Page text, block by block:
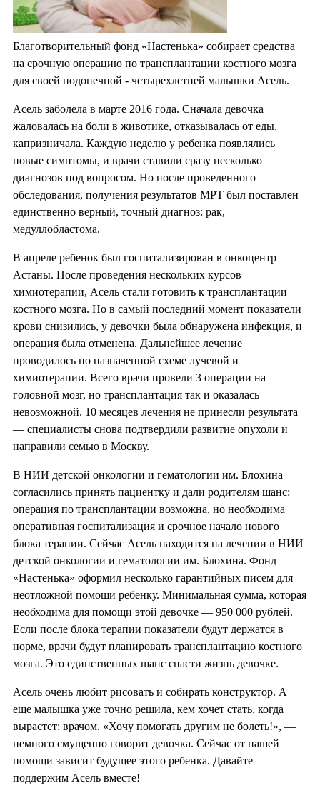
Благотворительный фонд «Настенька» собирает средства
на срочную операцию по трансплантации костного мозга
для своей подопечной - четырехлетней малышки Асель.
Асель заболела в марте 2016 года. Сначала девочка
жаловалась на боли в животике, отказывалась от еды,
капризничала. Каждую неделю у ребенка появлялись
новые симптомы, и врачи ставили сразу несколько
диагнозов под вопросом. Но после проведенного
обследования, получения результатов МРТ был поставлен
единственно верный, точный диагноз: рак,
медуллобластома.
В апреле ребенок был госпитализирован в онкоцентр
Астаны. После проведения нескольких курсов
химиотерапии, Асель стали готовить к трансплантации
костного мозга. Но в самый последний момент показатели
крови снизились, у девочки была обнаружена инфекция, и
операция была отменена. Дальнейшее лечение
проводилось по назначенной схеме лучевой и
химиотерапии. Всего врачи провели 3 операции на
головной мозг, но трансплантация так и оказалась
невозможной. 10 месяцев лечения не принесли результата
— специалисты снова подтвердили развитие опухоли и
направили семью в Москву.
В НИИ детской онкологии и гематологии им. Блохина
согласились принять пациентку и дали родителям шанс:
операция по трансплантации возможна, но необходима
оперативная госпитализация и срочное начало нового
блока терапии. Сейчас Асель находится на лечении в НИИ
детской онкологии и гематологии им. Блохина. Фонд
«Настенька» оформил несколько гарантийных писем для
неотложной помощи ребенку. Минимальная сумма, которая
необходима для помощи этой девочке — 950 000 рублей.
Если после блока терапии показатели будут держатся в
норме, врачи будут планировать трансплантацию костного
мозга. Это единственных шанс спасти жизнь девочке.
Асель очень любит рисовать и собирать конструктор. А
еще малышка уже точно решила, кем хочет стать, когда
вырастет: врачом. «Хочу помогать другим не болеть!», —
немного смущенно говорит девочка. Сейчас от нашей
помощи зависит будущее этого ребенка. Давайте
поддержим Асель вместе!